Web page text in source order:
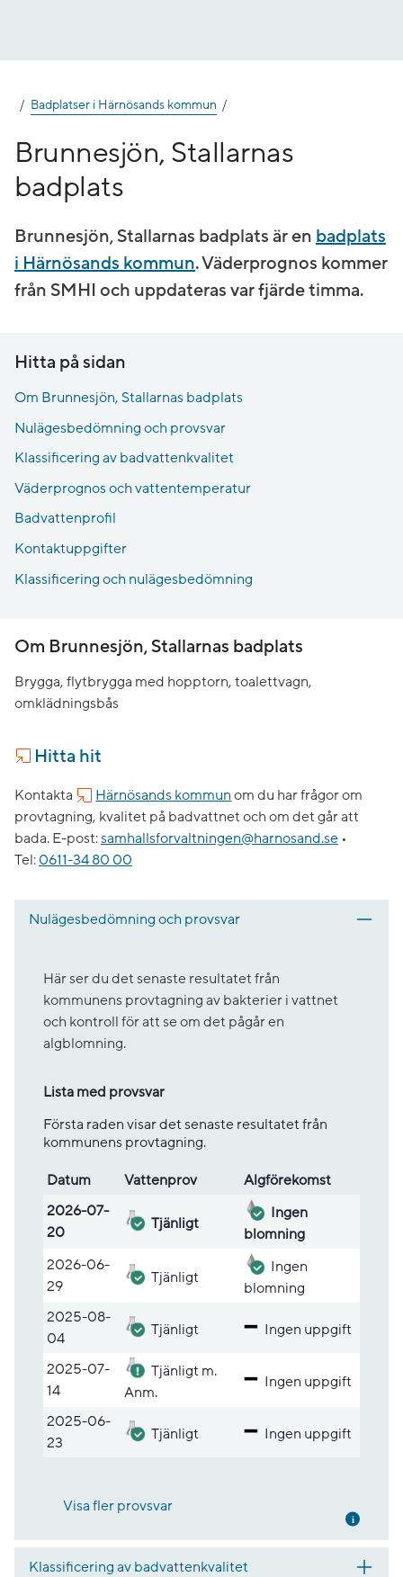
Badplatser i Härnösands kommun
Brunnesjön, Stallarnas
badplats
Brunnesjön, Stallarnas badplats är en badplats
i Härnösands kommun. Väderprognos kommer
från SMHI och uppdateras var fjärde timma.
Hitta på sidan
Om Brunnesjön, Stallarnas badplats
Nulägesbedömning och provsvar
Klassificering av badvattenkvalitet
Väderprognos och vattentemperatur
Badvattenprofil
Kontaktuppgifter
Klassificering och nulägesbedömning
Om Brunnesjön, Stallarnas badplats
Brygga, flytbrygga med hopptorn, toalettvagn,
omklädningsbås
Hitta hit
Kontakta Härnösands kommun om du har frågor om
provtagning, kvalitet på badvattnet och om det går att
bada. E-post:samhallsforvaltningen@harnosand.se •
Tel: 0611-34 80 00
Nulägesbedömning och provsvar
Här ser du det senaste resultatet från
kommunens provtagning av bakterier i vattnet
och kontroll för att se om det pågår en
algblomning.
Lista med provsvar
Första raden visar det senaste resultatet från
kommunens provtagning.
Lista med provsvar
Datum Vatten­prov
Alg­före­komst
2026-07-
20
Tjänligt
Ingen
blomning
2026-06-
29
Tjänligt
Ingen
blomning
2025-08-
04
Tjänligt Ingen uppgift
2025-07-
14
Tjänligt m.
Anm.
Ingen uppgift
2025-06-
23
Tjänligt Ingen uppgift
Visa fler provsvar Mer
Klassificering av badvattenkvalitet